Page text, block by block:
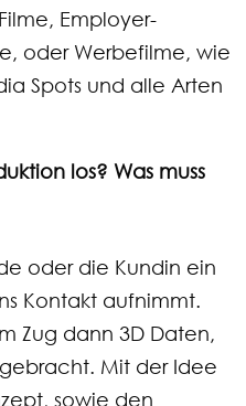
Employer-
oder Werbefilme, wie
Spots und alle Arten
los? Was muss
oder die Kundin ein
Kontakt aufnimmt.
Zug dann 3D Daten,
Mit der Idee
sowie den